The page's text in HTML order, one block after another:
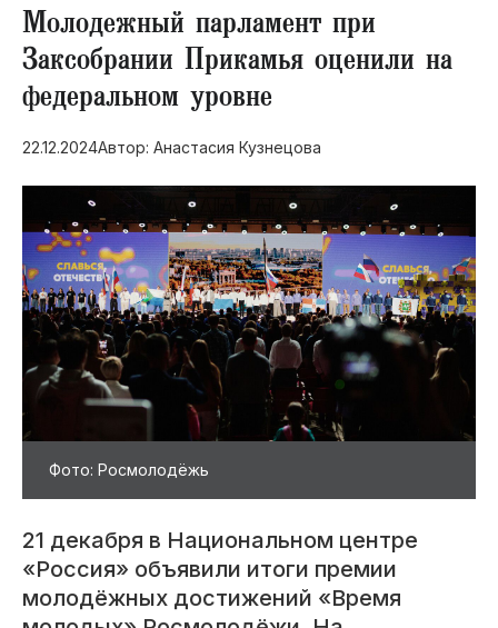
СВО
Выборы в Пермском крае
Социальная поддержка
Инфраструктура
Благоустройство
​Молодежный парламент при
Заксобрании Прикамья оценили на
федеральном уровне
22.12.2024Автор: Анастасия Кузнецова
Фото: Росмолодёжь
21 декабря в Национальном центре
«Россия» объявили итоги премии
молодёжных достижений «Время